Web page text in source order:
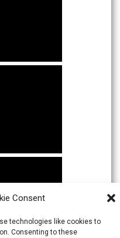
Consent
technologies like cookies to
Consenting to these